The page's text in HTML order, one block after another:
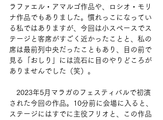
ラファエル・アマルゴ作品や、ロシオ・モリ
ナ作品でもありました。慣れっこになってい
る私ではありますが、今回は小スペースでス
テージと客席がすごく近かったことと、私の
席は最前列中央だったこともあり、目の前で
見る「おしり」には流石に目のやりどころが
ありませんでした（笑）。
2023年5月マラガのフェスティバルで初演
された今回の作品。10分前に会場に入ると、
ステージにはすでに主役フリオと、この作品